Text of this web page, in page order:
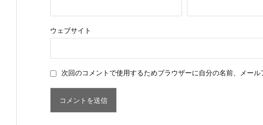
ウェブサイト
次回のコメントで使用するためブラウザーに自分の名前、メール